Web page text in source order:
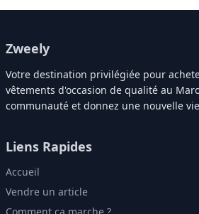
Zweely
Votre destination privilégiée pour
vêtements d'occasion de qualité au
communauté et donnez une nouvelle
Liens Rapides
Accueil
Vendre un article
Comment ça marche ?